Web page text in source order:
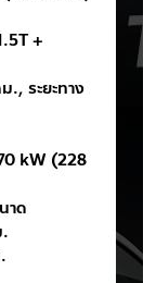
+
., ระยะทาง
kW (228
าด